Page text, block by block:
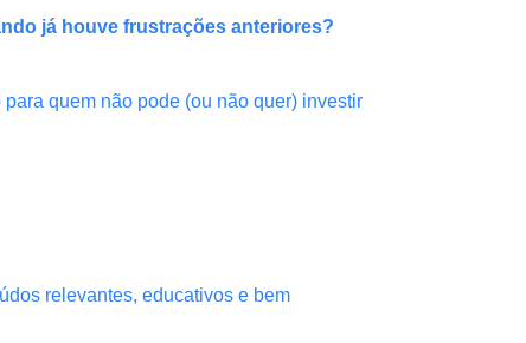
já houve frustrações anteriores?
quem não pode (ou não quer) investir
relevantes, educativos e bem